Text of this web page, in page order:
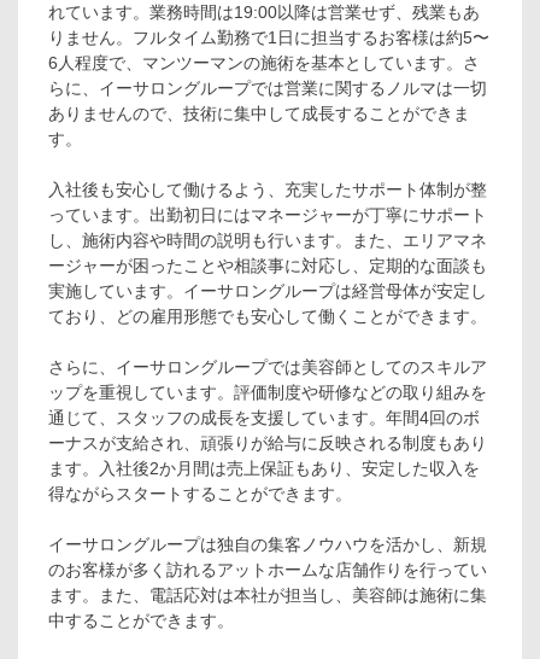
れています。業務時間は19:00以降は営業せず、残業もあ
りません。フルタイム勤務で1日に担当するお客様は約5〜
6人程度で、マンツーマンの施術を基本としています。さ
らに、イーサロングループでは営業に関するノルマは一切
ありませんので、技術に集中して成長することができま
す。
入社後も安心して働けるよう、充実したサポート体制が整
っています。出勤初日にはマネージャーが丁寧にサポート
し、施術内容や時間の説明も行います。また、エリアマネ
ージャーが困ったことや相談事に対応し、定期的な面談も
実施しています。イーサロングループは経営母体が安定し
ており、どの雇用形態でも安心して働くことができます。
さらに、イーサロングループでは美容師としてのスキルア
ップを重視しています。評価制度や研修などの取り組みを
通じて、スタッフの成長を支援しています。年間4回のボ
ーナスが支給され、頑張りが給与に反映される制度もあり
ます。入社後2か月間は売上保証もあり、安定した収入を
得ながらスタートすることができます。
イーサロングループは独自の集客ノウハウを活かし、新規
のお客様が多く訪れるアットホームな店舗作りを行ってい
ます。また、電話応対は本社が担当し、美容師は施術に集
中することができます。